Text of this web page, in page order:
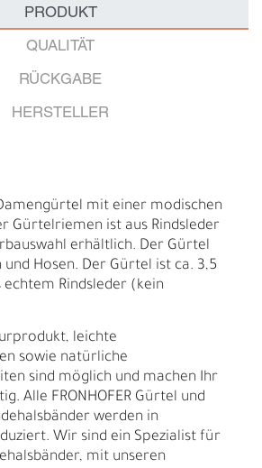
PRODUKT
QUALITÄT
RÜCKGABE
HERSTELLER
mit einer modischen
Gürtelriemen ist aus Rindsleder
erhältlich. Der Gürtel
und Hosen. Der Gürtel ist ca. 3,5
Rindsleder (kein
leichte
sowie natürliche
sind möglich und machen Ihr
Alle FRONHOFER Gürtel und
werden in
Wir sind ein Spezialist für
mit unseren